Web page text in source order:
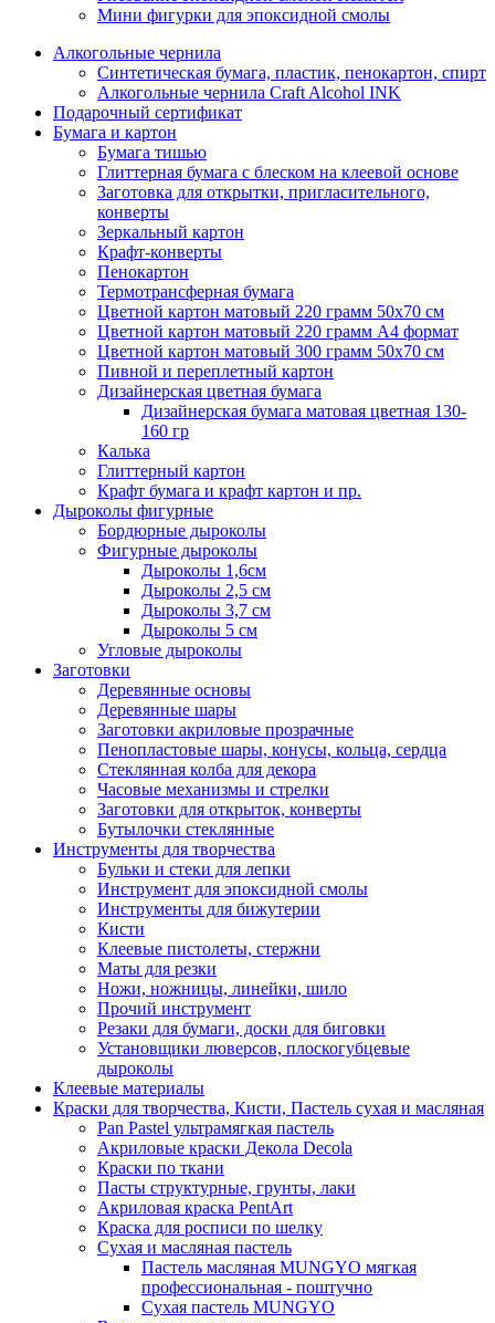
Мини фигурки для эпоксидной смолы
Алкогольные чернила
Синтетическая бумага, пластик, пенокартон, спирт
Алкогольные чернила Craft Alcohol INK
Подарочный сертификат
Бумага и картон
Бумага тишью
Глиттерная бумага с блеском на клеевой основе
Заготовка для открытки, пригласительного,
конверты
Зеркальный картон
Крафт-конверты
Пенокартон
Термотрансферная бумага
Цветной картон матовый 220 грамм 50х70 см
Цветной картон матовый 220 грамм A4 формат
Цветной картон матовый 300 грамм 50х70 см
Пивной и переплетный картон
Дизайнерская цветная бумага
Дизайнерская бумага матовая цветная 130-
160 гр
Калька
Глиттерный картон
Крафт бумага и крафт картон и пр.
Дыроколы фигурные
Бордюрные дыроколы
Фигурные дыроколы
Дыроколы 1,6см
Дыроколы 2,5 см
Дыроколы 3,7 см
Дыроколы 5 см
Угловые дыроколы
Заготовки
Деревянные основы
Деревянные шары
Заготовки акриловые прозрачные
Пенопластовые шары, конусы, кольца, сердца
Стеклянная колба для декора
Часовые механизмы и стрелки
Заготовки для открыток, конверты
Бутылочки стеклянные
Инструменты для творчества
Бульки и стеки для лепки
Инструмент для эпоксидной смолы
Инструменты для бижутерии
Кисти
Клеевые пистолеты, стержни
Маты для резки
Ножи, ножницы, линейки, шило
Прочий инструмент
Резаки для бумаги, доски для биговки
Установщики люверсов, плоскогубцевые
дыроколы
Клеевые материалы
Краски для творчества, Кисти, Пастель сухая и масляная
Pan Pastel ультрамягкая пастель
Акриловые краски Декола Decola
Краски по ткани
Пасты структурные, грунты, лаки
Акриловая краска PentArt
Краска для росписи по шелку
Cухая и масляная пастель
Пастель масляная MUNGYO мягкая
профессиональная - поштучно
Сухая пастель MUNGYO